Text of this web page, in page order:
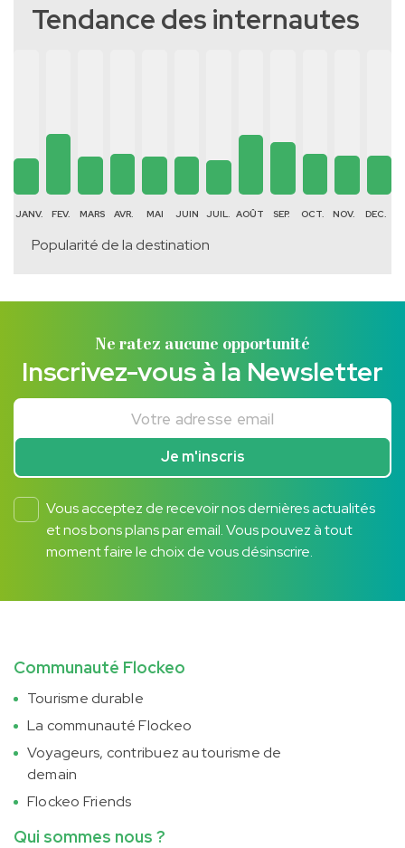
Tendance des internautes
JANV. FEV. MARS AVR. MAI JUIN JUIL. AOÛT SEP. OCT. NOV. DEC.
Popularité de la destination
Ne ratez aucune opportunité
Inscrivez-vous à la Newsletter
Votre adresse email
Je m'inscris
Vous acceptez de recevoir nos dernières actualités
et nos bons plans par email. Vous pouvez à tout
moment faire le choix de vous désinscrire.
Communauté Flockeo
Tourisme durable
La communauté Flockeo
Voyageurs, contribuez au tourisme de
demain
Flockeo Friends
Qui sommes nous ?